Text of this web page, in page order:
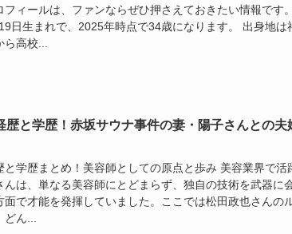
ィールは、ファンならぜひ押さえておきたい情報です。
日生まれで、2025年時点で34歳になります。 出身地は
高校...
歴と学歴！赤坂サウナ事件の妻・陽子さんとの夫
と学歴まとめ！美容師としての原点と歩み 美容業界で活
んは、単なる美容師にとどまらず、独自の技術を武器に
面で才能を発揮していました。ここでは松田政也さんの
どん...